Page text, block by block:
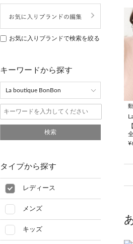
お気に入りブランドで検索を絞る
キーワードから探す
検索
タイプから探す
レディース
メンズ
キッズ